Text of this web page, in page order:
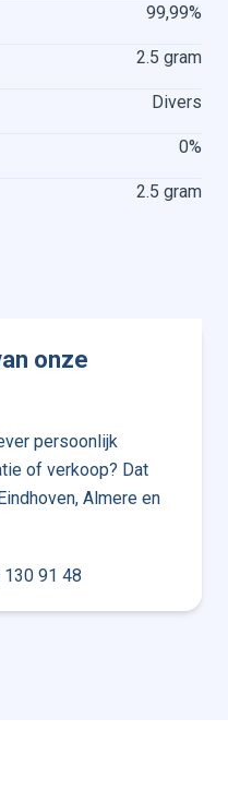
99,99%
2.5 gram
Divers
0%
2.5 gram
onze
persoonlijk
of verkoop? Dat
Almere en
130 91 48